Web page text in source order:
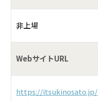
非上場
WebサイトURL
https://itsukinosato.jp/